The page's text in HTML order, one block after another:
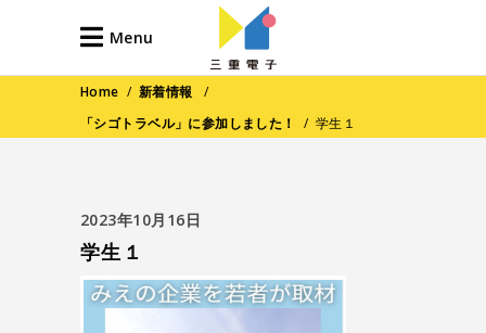
Menu
Home / 新着情報
/
「シゴトラベル」に参加しました！
/ 学生１
2023年10月16日
学生１